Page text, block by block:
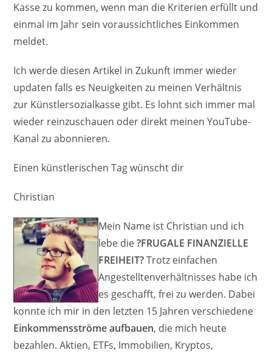
Kasse zu kommen, wenn man die Kriterien erfüllt und
einmal im Jahr sein voraussichtliches Einkommen
meldet.
Ich werde diesen Artikel in Zukunft immer wieder
updaten falls es Neuigkeiten zu meinen Verhältnis
zur Künstlersozialkasse gibt. Es lohnt sich immer mal
wieder reinzuschauen oder direkt meinen YouTube-
Kanal zu abonnieren.
Einen künstlerischen Tag wünscht dir
Christian
Mein Name ist Christian und ich
lebe die?FRUGALE FINANZIELLE
FREIHEIT?Trotz einfachen
Angestelltenverhältnisses habe ich
es geschafft, frei zu werden. Dabei
konnte ich mir in den letzten 15 Jahren verschiedene
Einkommensströme aufbauen, die mich heute
bezahlen. Aktien, ETFs, Immobilien, Kryptos,